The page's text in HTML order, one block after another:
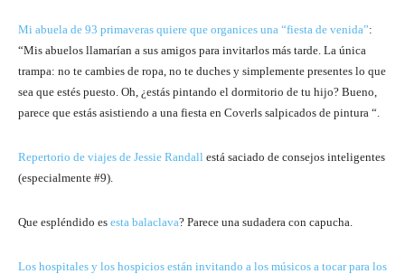
Mi abuela de 93 primaveras quiere que organices una “fiesta de venida”:
“Mis abuelos llamarían a sus amigos para invitarlos más tarde. La única
trampa: no te cambies de ropa, no te duches y simplemente presentes lo que
sea que estés puesto. Oh, ¿estás pintando el dormitorio de tu hijo? Bueno,
parece que estás asistiendo a una fiesta en Coverls salpicados de pintura “.
Repertorio de viajes de Jessie Randall está saciado de consejos inteligentes
(especialmente #9).
Que espléndido es esta balaclava? Parece una sudadera con capucha.
Los hospitales y los hospicios están invitando a los músicos a tocar para los